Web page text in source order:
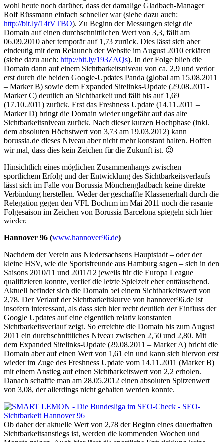
wohl heute noch darüber, dass der damalige Gladbach-Manager
Rolf Rüssmann einfach schneller war (siehe dazu auch:
http://bit.ly/14tVTBO). Zu Beginn der Messungen steigt die
Domain auf einen durchschnittlichen Wert von 3,3, fällt am
06.09.2010 aber temporär auf 1,73 zurück. Dies lässt sich aber
eindeutig mit dem Relaunch der Website im August 2010 erklären
(siehe dazu auch: http://bit.ly/193ZAQs). In der Folge blieb die
Domain dann auf einem Sichtbarkeitsniveau von ca. 2,9 und verlor
erst durch die beiden Google-Updates Panda (global am 15.08.2011
– Marker B) sowie dem Expanded Sitelinks-Update (29.08.2011-
Marker C) deutlich an Sichtbarkeit und fällt bis auf 1,69
(17.10.2011) zurück. Erst das Freshness Update (14.11.2011 –
Marker D) bringt die Domain wieder ungefähr auf das alte
Sichtbarkeitsniveau zurück. Nach dieser kurzen Hochphase (inkl.
dem absoluten Höchstwert von 3,73 am 19.03.2012) kann
borussia.de dieses Niveau aber nicht mehr konstant halten. Hoffen
wir mal, dass dies kein Zeichen für die Zukunft ist. 😉
Hinsichtlich eines möglichen Zusammenhangs zwischen
sportlichem Erfolg und der Entwicklung des Sichtbarkeitsverlaufs
lässt sich im Falle von Borussia Mönchengladbach keine direkte
Verbindung herstellen. Weder der geschaffte Klassenerhalt durch die
Relegation gegen den VFL Bochum im Mai 2011 noch die rasante
Folgesaison im Zeichen von Borussia Barcelona spiegeln sich hier
wieder.
Hannover 96 (www.hannover96.de)
Nachdem der Verein aus Niedersachsens Hauptstadt – oder der
kleine HSV, wie die Sportsfreunde aus Hamburg sagen – sich in den
Saisons 2010/11 und 2011/12 jeweils für die Europa League
qualifizieren konnte, verlief die letzte Spielzeit eher enttäuschend.
Aktuell befindet sich die Domain bei einem Sichtbarkeitswert von
2,78. Der Verlauf der Sichtbarkeitskurve von hannover96.de ist
insofern interessant, als dass sich hier recht deutlich der Einfluss der
Google Updates auf eine eigentlich relativ konstanten
Sichtbarkeitsverlauf zeigt. So erreichte die Domain bis zum August
2011 ein durchschnittliches Niveau zwischen 2,50 und 2,80. Mit
dem Expanded Sitelinks-Update (29.08.2011 – Marker A) bricht die
Domain aber auf einen Wert von 1,61 ein und kann sich hiervon erst
wieder im Zuge des Freshness Update vom 14.11.2011 (Marker B)
mit einem Anstieg auf einen Sichtbarkeitswert von 2,2 erholen.
Danach schaffte man am 28.05.2012 einen absoluten Spitzenwert
von 3,08, der allerdings nicht gehalten werden konnte.
Ob daher der aktuelle Wert von 2,78 der Beginn eines dauerhaften
Sichtbarkeitsanstiegs ist, werden die kommenden Wochen und